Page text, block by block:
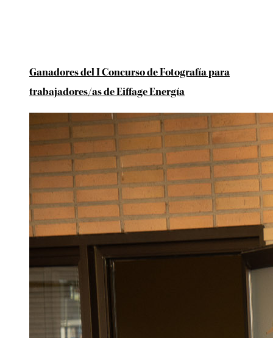
Ganadores del I Concurso de Fotografía para
trabajadores/as de Eiffage Energía